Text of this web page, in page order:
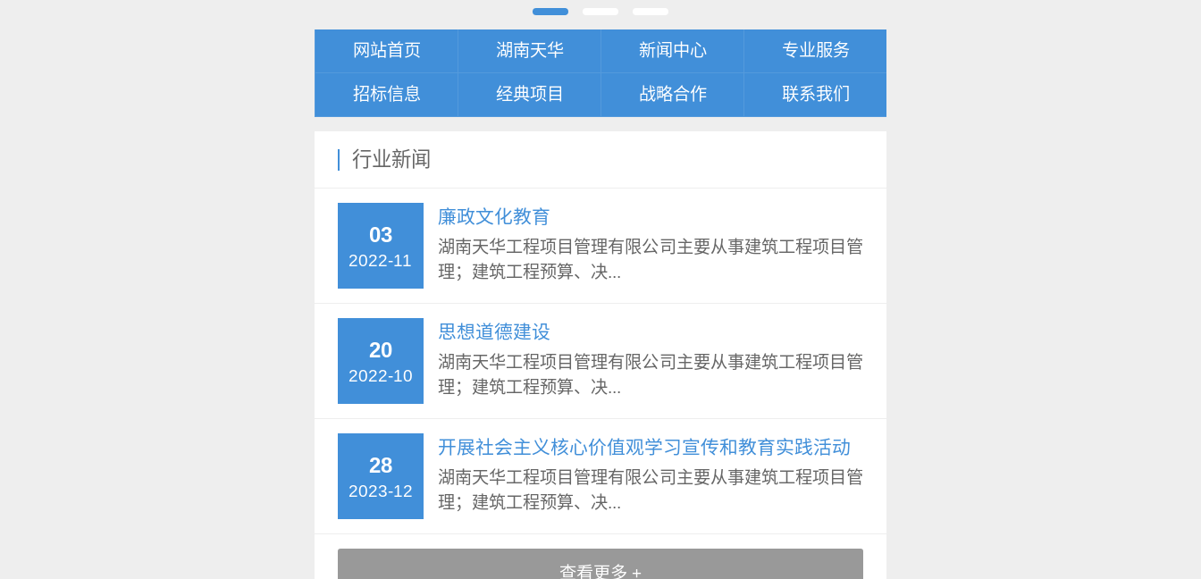
网站首页 湖南天华 新闻中心 专业服务
招标信息 经典项目 战略合作 联系我们
行业新闻
03
2022-11
廉政文化教育
湖南天华工程项目管理有限公司主要从事建筑工程项目管
理；建筑工程预算、决...
20
2022-10
思想道德建设
湖南天华工程项目管理有限公司主要从事建筑工程项目管
理；建筑工程预算、决...
28
2023-12
开展社会主义核心价值观学习宣传和教育实践活动
湖南天华工程项目管理有限公司主要从事建筑工程项目管
理；建筑工程预算、决...
查看更多 +